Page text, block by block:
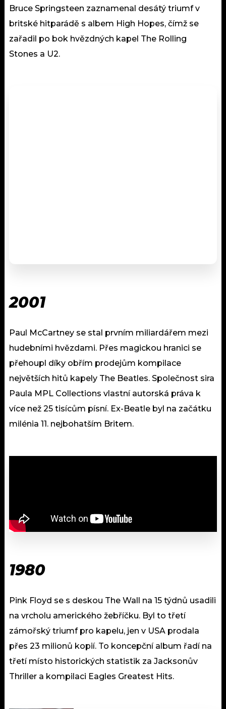
Bruce Springsteen zaznamenal desátý triumf v
britské hitparádě s albem High Hopes, čímž se
zařadil po bok hvězdných kapel The Rolling
Stones a U2.
2001
Paul McCartney se stal prvním miliardářem mezi
hudebními hvězdami. Přes magickou hranici se
přehoupl díky obřím prodejům kompilace
největších hitů kapely The Beatles. Společnost sira
Paula MPL Collections vlastní autorská práva k
více než 25 tisícům písní. Ex-Beatle byl na začátku
milénia 11. nejbohatším Britem.
1980
Pink Floyd se s deskou The Wall na 15 týdnů usadili
na vrcholu amerického žebříčku. Byl to třetí
zámořský triumf pro kapelu, jen v USA prodala
přes 23 milionů kopií. To koncepční album řadí na
třetí místo historických statistik za Jacksonův
Thriller a kompilaci Eagles Greatest Hits.